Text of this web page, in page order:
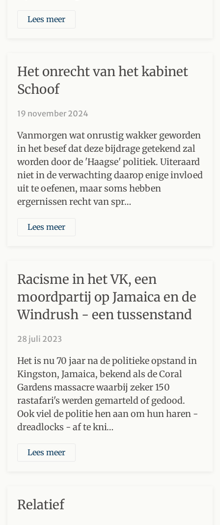
Lees meer
Het onrecht van het kabinet
Schoof
19 november 2024
Vanmorgen wat onrustig wakker geworden
in het besef dat deze bijdrage getekend zal
worden door de 'Haagse' politiek. Uiteraard
niet in de verwachting daarop enige invloed
uit te oefenen, maar soms hebben
ergernissen recht van spr…
Lees meer
Racisme in het VK, een
moordpartij op Jamaica en de
Windrush - een tussenstand
28 juli 2023
Het is nu 70 jaar na de politieke opstand in
Kingston, Jamaica, bekend als de Coral
Gardens massacre waarbij zeker 150
rastafari's werden gemarteld of gedood.
Ook viel de politie hen aan om hun haren -
dreadlocks - af te kni…
Lees meer
Relatief